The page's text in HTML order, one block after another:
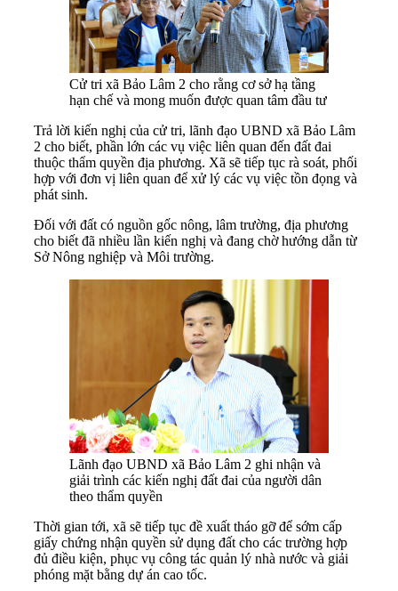
Cử tri xã Bảo Lâm 2 cho rằng cơ sở hạ tầng
hạn chế và mong muốn được quan tâm đầu tư
Trả lời kiến nghị của cử tri, lãnh đạo UBND xã Bảo Lâm
2 cho biết, phần lớn các vụ việc liên quan đến đất đai
thuộc thẩm quyền địa phương. Xã sẽ tiếp tục rà soát, phối
hợp với đơn vị liên quan để xử lý các vụ việc tồn đọng và
phát sinh.
Đối với đất có nguồn gốc nông, lâm trường, địa phương
cho biết đã nhiều lần kiến nghị và đang chờ hướng dẫn từ
Sở Nông nghiệp và Môi trường.
Lãnh đạo UBND xã Bảo Lâm 2 ghi nhận và
giải trình các kiến nghị đất đai của người dân
theo thẩm quyền
Thời gian tới, xã sẽ tiếp tục đề xuất tháo gỡ để sớm cấp
giấy chứng nhận quyền sử dụng đất cho các trường hợp
đủ điều kiện, phục vụ công tác quản lý nhà nước và giải
phóng mặt bằng dự án cao tốc.